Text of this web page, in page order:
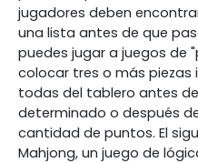
jugadores deben
una lista antes de que
puedes jugar a juegos de
colocar tres o más piezas
todas del tablero antes
determinado o después
cantidad de puntos. El
Mahjong, un juego de